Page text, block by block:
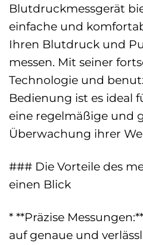
Blutdruckmessgerät
einfache und
Ihren Blutdruck und
messen. Mit seiner
Technologie und
Bedienung ist es ideal
eine regelmäßige und
Überwachung ihrer
### Die Vorteile des
einen Blick
* **Präzise
auf genaue und